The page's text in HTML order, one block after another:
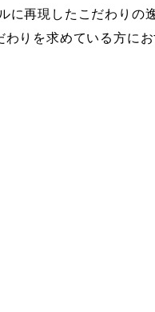
に再現したこだわりの逸
りを求めている方に